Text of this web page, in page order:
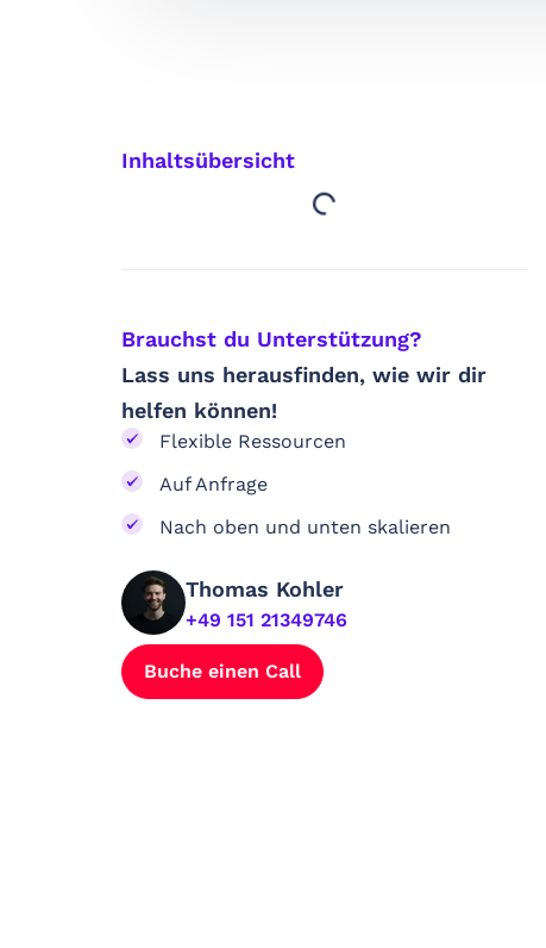
Inhaltsübersicht
Brauchst du Unterstützung? ​
Lass uns herausfinden, wie wir dir
helfen können!
Flexible Ressourcen
Auf Anfrage
Nach oben und unten skalieren
Thomas Kohler
+49 151 21349746
Buche einen Call